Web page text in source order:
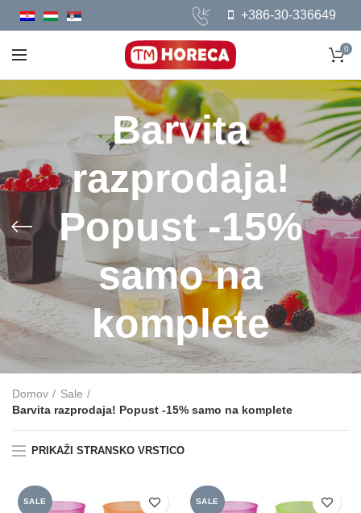
+386-30-336649
0
Barvita
razprodaja!
Popust -15%
samo na
komplete
Domov
Sale
Barvita razprodaja! Popust -15% samo na komplete
PRIKAŽI STRANSKO VRSTICO
SALE SALE